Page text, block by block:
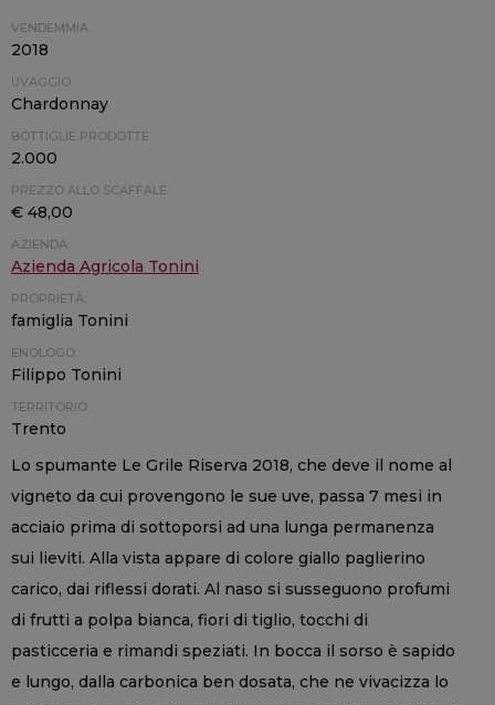
VENDEMMIA:
2018
UVAGGIO:
Chardonnay
BOTTIGLIE PRODOTTE:
2.000
PREZZO ALLO SCAFFALE:
€ 48,00
AZIENDA:
Azienda Agricola Tonini
PROPRIETÀ:
famiglia Tonini
ENOLOGO:
Filippo Tonini
TERRITORIO:
Trento
Lo spumante Le Grile Riserva 2018, che deve il nome al
vigneto da cui provengono le sue uve, passa 7 mesi in
acciaio prima di sottoporsi ad una lunga permanenza
sui lieviti. Alla vista appare di colore giallo paglierino
carico, dai riflessi dorati. Al naso si susseguono profumi
di frutti a polpa bianca, fiori di tiglio, tocchi di
pasticceria e rimandi speziati. In bocca il sorso è sapido
e lungo, dalla carbonica ben dosata, che ne vivacizza lo